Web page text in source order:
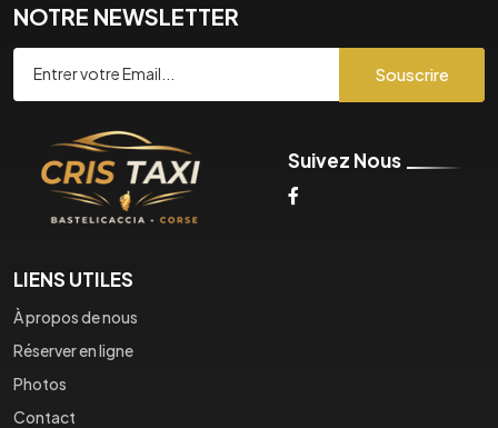
NOTRE NEWSLETTER
Souscrire
Suivez Nous
LIENS UTILES
À propos de nous
Réserver en ligne
Photos
Contact